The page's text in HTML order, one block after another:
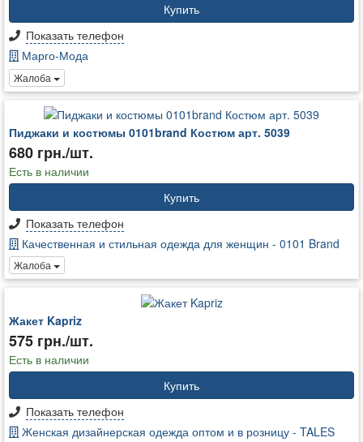
Купить
Показать телефон
Марго-Мода
Жалоба
Пиджаки и костюмы 0101brand Костюм арт. 5039
680 грн./шт.
Есть в наличии
Купить
Показать телефон
Качественная и стильная одежда для женщин - 0101 Brand
Жалоба
Жакет Kapriz
575 грн./шт.
Есть в наличии
Купить
Показать телефон
Женская дизайнерская одежда оптом и в розницу - TALES